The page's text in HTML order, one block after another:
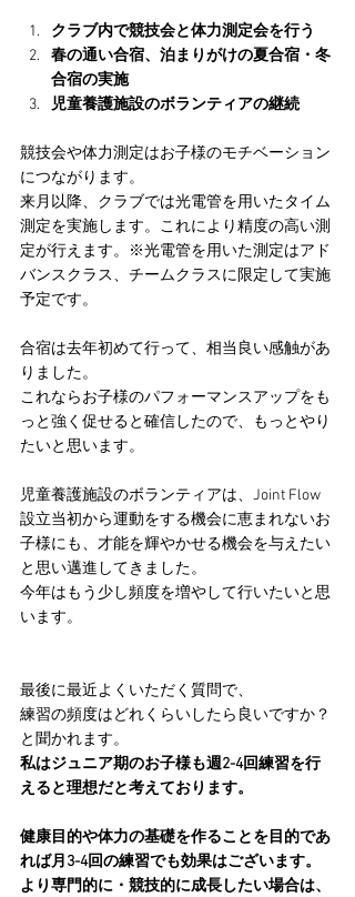
クラブ内で競技会と体力測定会を行う
春の通い合宿、泊まりがけの夏合宿・冬
合宿の実施
児童養護施設のボランティアの継続
競技会や体力測定はお子様のモチベーション
につながります。
来月以降、クラブでは光電管を用いたタイム
測定を実施します。これにより精度の高い測
定が行えます。※光電管を用いた測定はアド
バンスクラス、チームクラスに限定して実施
予定です。
合宿は去年初めて行って、相当良い感触があ
りました。
これならお子様のパフォーマンスアップをも
っと強く促せると確信したので、もっとやり
たいと思います。
児童養護施設のボランティアは、Joint Flow
設立当初から運動をする機会に恵まれないお
子様にも、才能を輝やかせる機会を与えたい
と思い邁進してきました。
今年はもう少し頻度を増やして行いたいと思
います。
最後に最近よくいただく質問で、
練習の頻度はどれくらいしたら良いですか？
と聞かれます。
私はジュニア期のお子様も週2-4回練習を行
えると理想だと考えております。
健康目的や体力の基礎を作ることを目的であ
れば月3-4回の練習でも効果はございます。
より専門的に・競技的に成長したい場合は、